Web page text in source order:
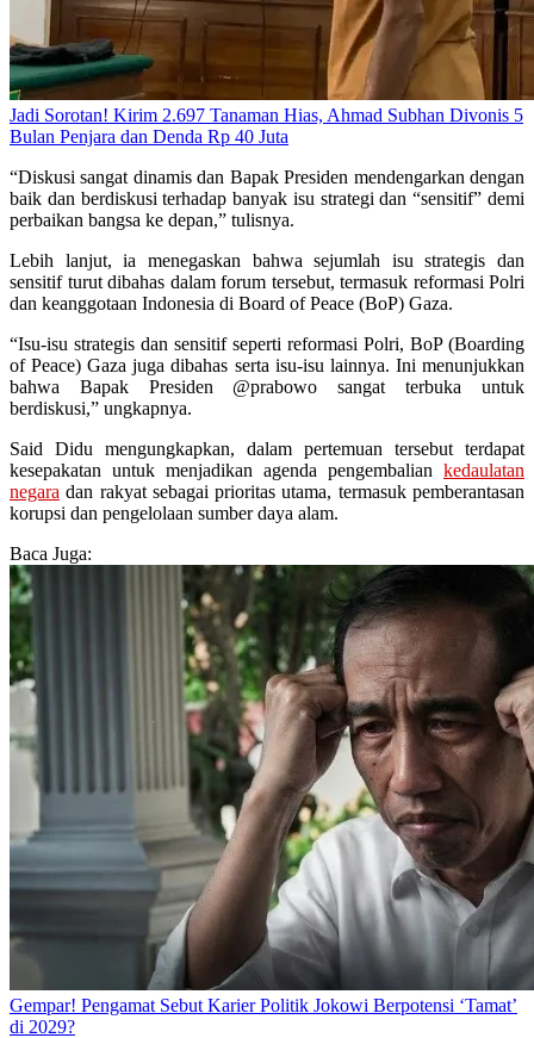
Jadi Sorotan! Kirim 2.697 Tanaman Hias, Ahmad Subhan Divonis 5
Bulan Penjara dan Denda Rp 40 Juta
“Diskusi sangat dinamis dan Bapak Presiden mendengarkan dengan
baik dan berdiskusi terhadap banyak isu strategi dan “sensitif” demi
perbaikan bangsa ke depan,” tulisnya.
Lebih lanjut, ia menegaskan bahwa sejumlah isu strategis dan
sensitif turut dibahas dalam forum tersebut, termasuk reformasi Polri
dan keanggotaan Indonesia di Board of Peace (BoP) Gaza.
“Isu-isu strategis dan sensitif seperti reformasi Polri, BoP (Boarding
of Peace) Gaza juga dibahas serta isu-isu lainnya. Ini menunjukkan
bahwa Bapak Presiden @prabowo sangat terbuka untuk
berdiskusi,” ungkapnya.
Said Didu mengungkapkan, dalam pertemuan tersebut terdapat
kesepakatan untuk menjadikan agenda pengembalian kedaulatan
negara dan rakyat sebagai prioritas utama, termasuk pemberantasan
korupsi dan pengelolaan sumber daya alam.
Baca Juga:
Gempar! Pengamat Sebut Karier Politik Jokowi Berpotensi ‘Tamat’
di 2029?